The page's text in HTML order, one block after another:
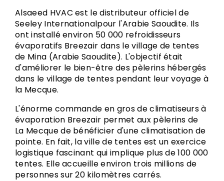
Alsaeed HVAC est le distributeur officiel de
Seeley Internationalpour l'Arabie Saoudite. Ils
ont installé environ 50 000 refroidisseurs
évaporatifs Breezair dans le village de tentes
de Mina (Arabie Saoudite). L'objectif était
d'améliorer le bien-être des pèlerins hébergés
dans le village de tentes pendant leur voyage à
la Mecque.
L'énorme commande en gros de climatiseurs à
évaporation Breezair permet aux pèlerins de
La Mecque de bénéficier d'une climatisation de
pointe. En fait, la ville de tentes est un exercice
logistique fascinant qui implique plus de 100 000
tentes. Elle accueille environ trois millions de
personnes sur 20 kilomètres carrés.